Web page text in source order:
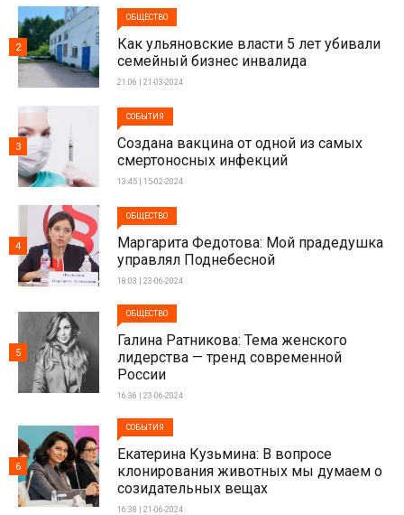
ОБЩЕСТВО
Как ульяновские власти 5 лет убивали
семейный бизнес инвалида
21:06 | 21-03-2024
2
СОБЫТИЯ
Создана вакцина от одной из самых
смертоносных инфекций
13:45 | 15-02-2024
3
ОБЩЕСТВО
Маргарита Федотова: Мой прадедушка
управлял Поднебесной
18:03 | 23-06-2024
4
ОБЩЕСТВО
Галина Ратникова: Тема женского
лидерства — тренд современной
России
16:36 | 23-06-2024
5
СОБЫТИЯ
Екатерина Кузьмина: В вопросе
клонирования животных мы думаем о
созидательных вещах
16:38 | 21-06-2024
6